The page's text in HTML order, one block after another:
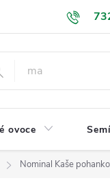
GDPR a ochrana osobních
ovoce
Nominal Kaše